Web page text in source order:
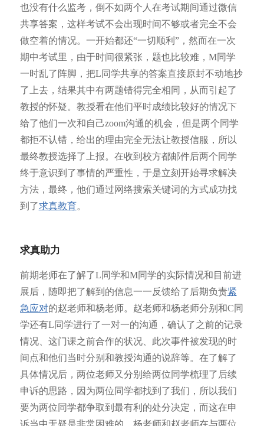
也没有什么监考，倒不如两个人在考试期间通过微信
共享答案，这样考试不会出现时间不够或者完全不会
做空着的情况。一开始都还“一切顺利”，然而在一次
期中考试里，由于时间很紧张，题也比较难，M同学
一时乱了阵脚，把L同学共享的答案直接原封不动地抄
了上去，结果其中有两题错得完全相同，从而引起了
教授的怀疑。教授看在他们平时成绩比较好的情况下
给了他们一次和自己zoom沟通的机会，但是两个同学
都拒不认错，给出的理由完全无法让教授信服，所以
最终教授选择了上报。在收到校方都邮件后两个同学
终于意识到了事情的严重性，于是立刻开始寻求解决
方法，最终，他们通过网络搜索关键词的方式成功找
到了求真教育。
求真助力
前期老师在了解了L同学和M同学的实际情况和目前进
展后，随即把了解到的信息一一反馈给了后期负责紧
急应对的赵老师和杨老师。赵老师和杨老师分别和C同
学还有L同学进行了一对一的沟通，确认了之前的记录
情况、这门课之前合作的状况、此次事件被发现的时
间点和他们当时分别和教授沟通的说辞等。在了解了
具体情况后，两位老师又分别给两位同学梳理了后续
申诉的思路，因为两位同学都找到了我们，所以我们
要为两位同学都争取到最有利的处分决定，而这在申